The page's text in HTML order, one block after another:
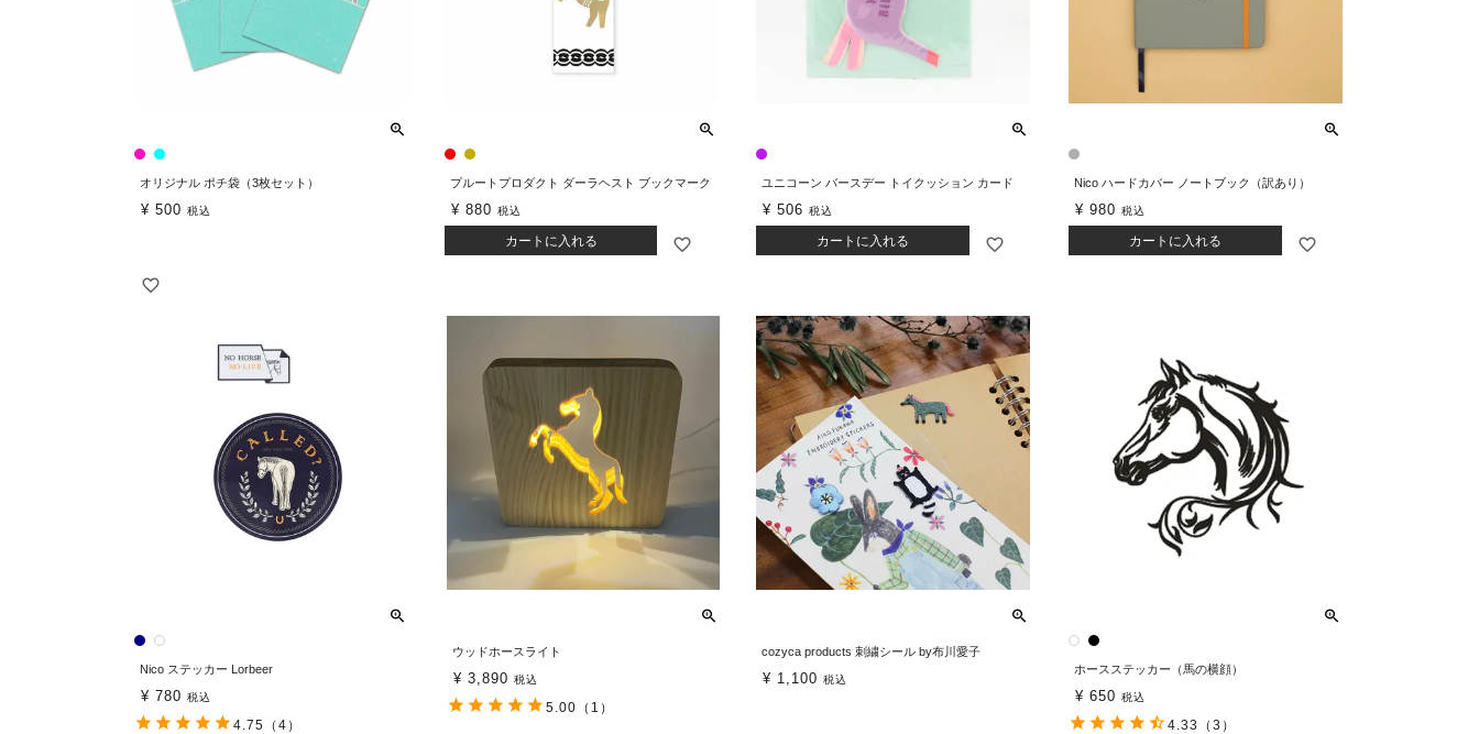
オリジナル ポチ袋（3枚セット）
¥ 500 税込
プルートプロダクト ダーラヘスト ブックマーク
¥ 880 税込
カートに入れる
ユニコーン バースデー トイクッション カード
¥ 506 税込
カートに入れる
Nico ハードカバー ノートブック（訳あり）
¥ 980 税込
カートに入れる
Nico ステッカー Lorbeer
¥ 780 税込
4.75 （4）
ウッドホースライト
¥ 3,890 税込
5.00 （1）
cozyca products 刺繍シール by布川愛子
¥ 1,100 税込
ホースステッカー（馬の横顔）
¥ 650 税込
4.33 （3）